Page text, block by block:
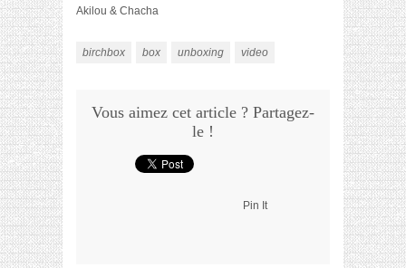
Akilou & Chacha
birchbox box unboxing video
Vous aimez cet article ? Partagez-
le !
Pin It